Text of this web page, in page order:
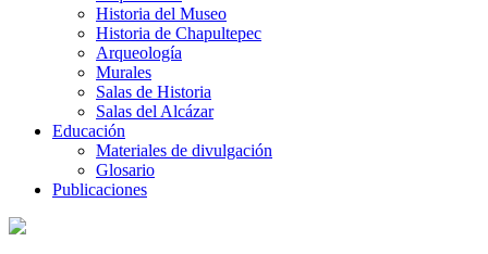
Historia del Museo
Historia de Chapultepec
Arqueología
Murales
Salas de Historia
Salas del Alcázar
Educación
Materiales de divulgación
Glosario
Publicaciones